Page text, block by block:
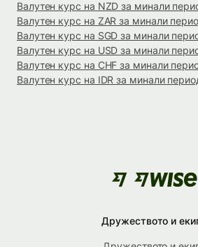
Валутен курс на NZD за минали
Валутен курс на ZAR за минали
Валутен курс на SGD за минали
Валутен курс на USD за минали
Валутен курс на CHF за минали
Валутен курс на IDR за минали
Дружеството и